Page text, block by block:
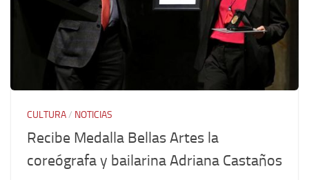
CULTURA/ NOTICIAS
Recibe Medalla Bellas Artes la
coreógrafa y bailarina Adriana Castaños